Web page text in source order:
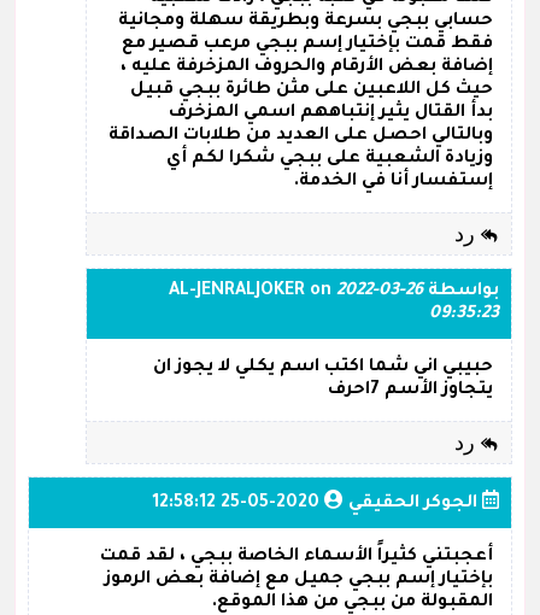
حسابي ببجي بسرعة وبطريقة سهلة ومجانية
فقط قمت بإختيار إسم ببجي مرعب قصير مع
إضافة بعض الأرقام والحروف المزخرفة عليه ،
حيث كل اللاعبين على مثن طائرة ببجي قبيل
بدأ القتال يثير إنتباههم اسمي المزخرف
وبالتالي احصل على العديد من طلابات الصداقة
وزيادة الشعبية على ببجي شكرا لكم أي
إستفسار أنا في الخدمة.
رد
بواسطة AL-JENRALJOKER on 2022-03-26
09:35:23
حبيبي اني شما اكتب اسم يكلي لا يجوز ان
يتجاوز الأسم 7احرف
رد
الجوكر الحقيقي 2020-05-25 12:58:12
أعجبتني كثيراً الأسماء الخاصة ببجي ، لقد قمت
بإختيار إسم ببجي جميل مع إضافة بعض الرموز
المقبولة من ببجي من هذا الموقع.